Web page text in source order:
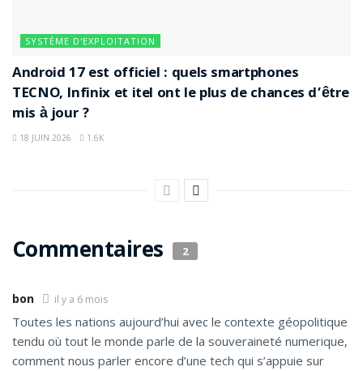
SYSTÈME D'EXPLOITATION
Android 17 est officiel : quels smartphones
TECNO, Infinix et itel ont le plus de chances d’être
mis à jour ?
18 JUIN 2026 1.6K
Commentaires 2
bon il y a 6 mois
Toutes les nations aujourd’hui avec le contexte géopolitique
tendu où tout le monde parle de la souveraineté numerique,
comment nous parler encore d’une tech qui s’appuie sur